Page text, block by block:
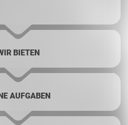
BIETEN
AUFGABEN